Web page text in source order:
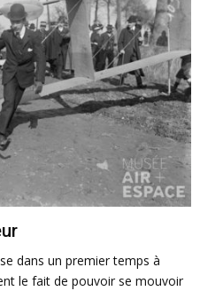
dans un premier temps à
le fait de pouvoir se mouvoir